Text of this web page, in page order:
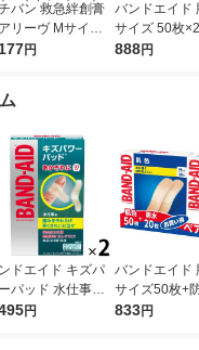
バン 救急絆創膏
リーヴ Mサイズ 2
CLM 1箱
円
バンドエイド
サイズ 50枚
844 1セット
888円
ドエイド キズパ
パッド 水仕事用
120012 1セット
円
バンドエイド
サイズ50枚+
イズ20枚
833円